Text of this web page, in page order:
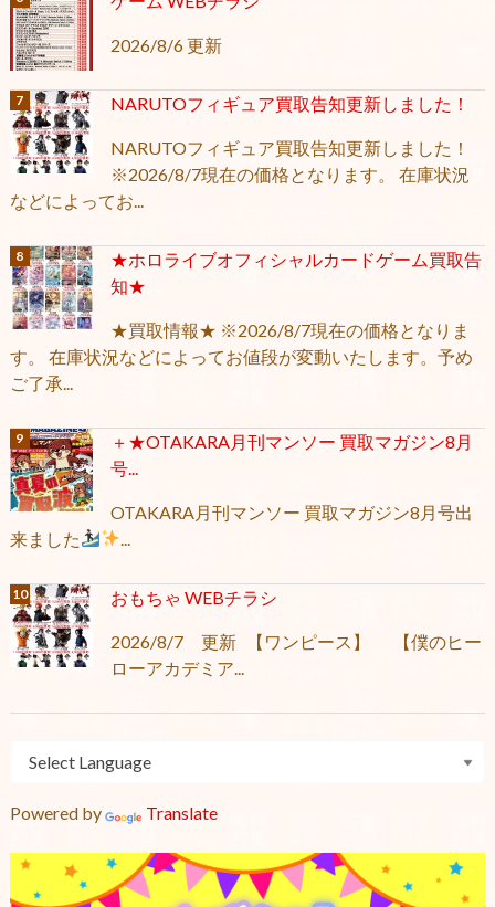
2026/8/6 更新
NARUTOフィギュア買取告知更新しました！
NARUTOフィギュア買取告知更新しました！
※2026/8/7現在の価格となります。 在庫状況
などによってお...
★ホロライブオフィシャルカードゲーム買取告
知★
★買取情報★ ※2026/8/7現在の価格となりま
す。 在庫状況などによってお値段が変動いたします。予め
ご了承...
＋★OTAKARA月刊マンソー 買取マガジン8月
号...
OTAKARA月刊マンソー 買取マガジン8月号出
来ました
...
おもちゃ WEBチラシ
2026/8/7 更新 【ワンピース】 【僕のヒー
ローアカデミア...
Powered by Translate